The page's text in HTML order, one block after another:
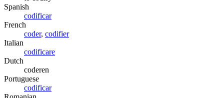
Spanish
codificar
French
coder, codifier
Italian
codificare
Dutch
coderen
Portuguese
codificar